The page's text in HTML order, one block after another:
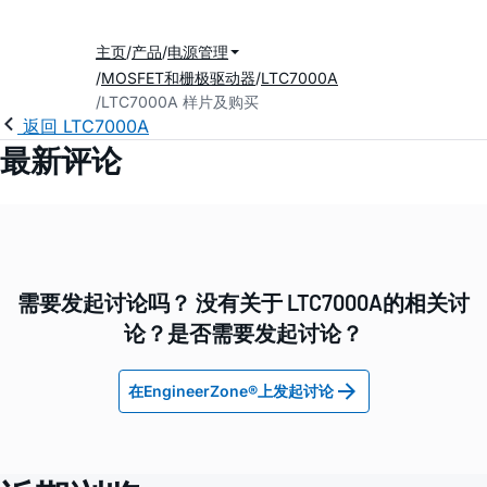
主页 产品 电源管理
MOSFET和栅极驱动器 LTC7000A
LTC7000A 样片及购买
返回 LTC7000A
最新评论
需要发起讨论吗？ 没有关于 LTC7000A的相关讨
论？是否需要发起讨论？
在EngineerZone®上发起讨论